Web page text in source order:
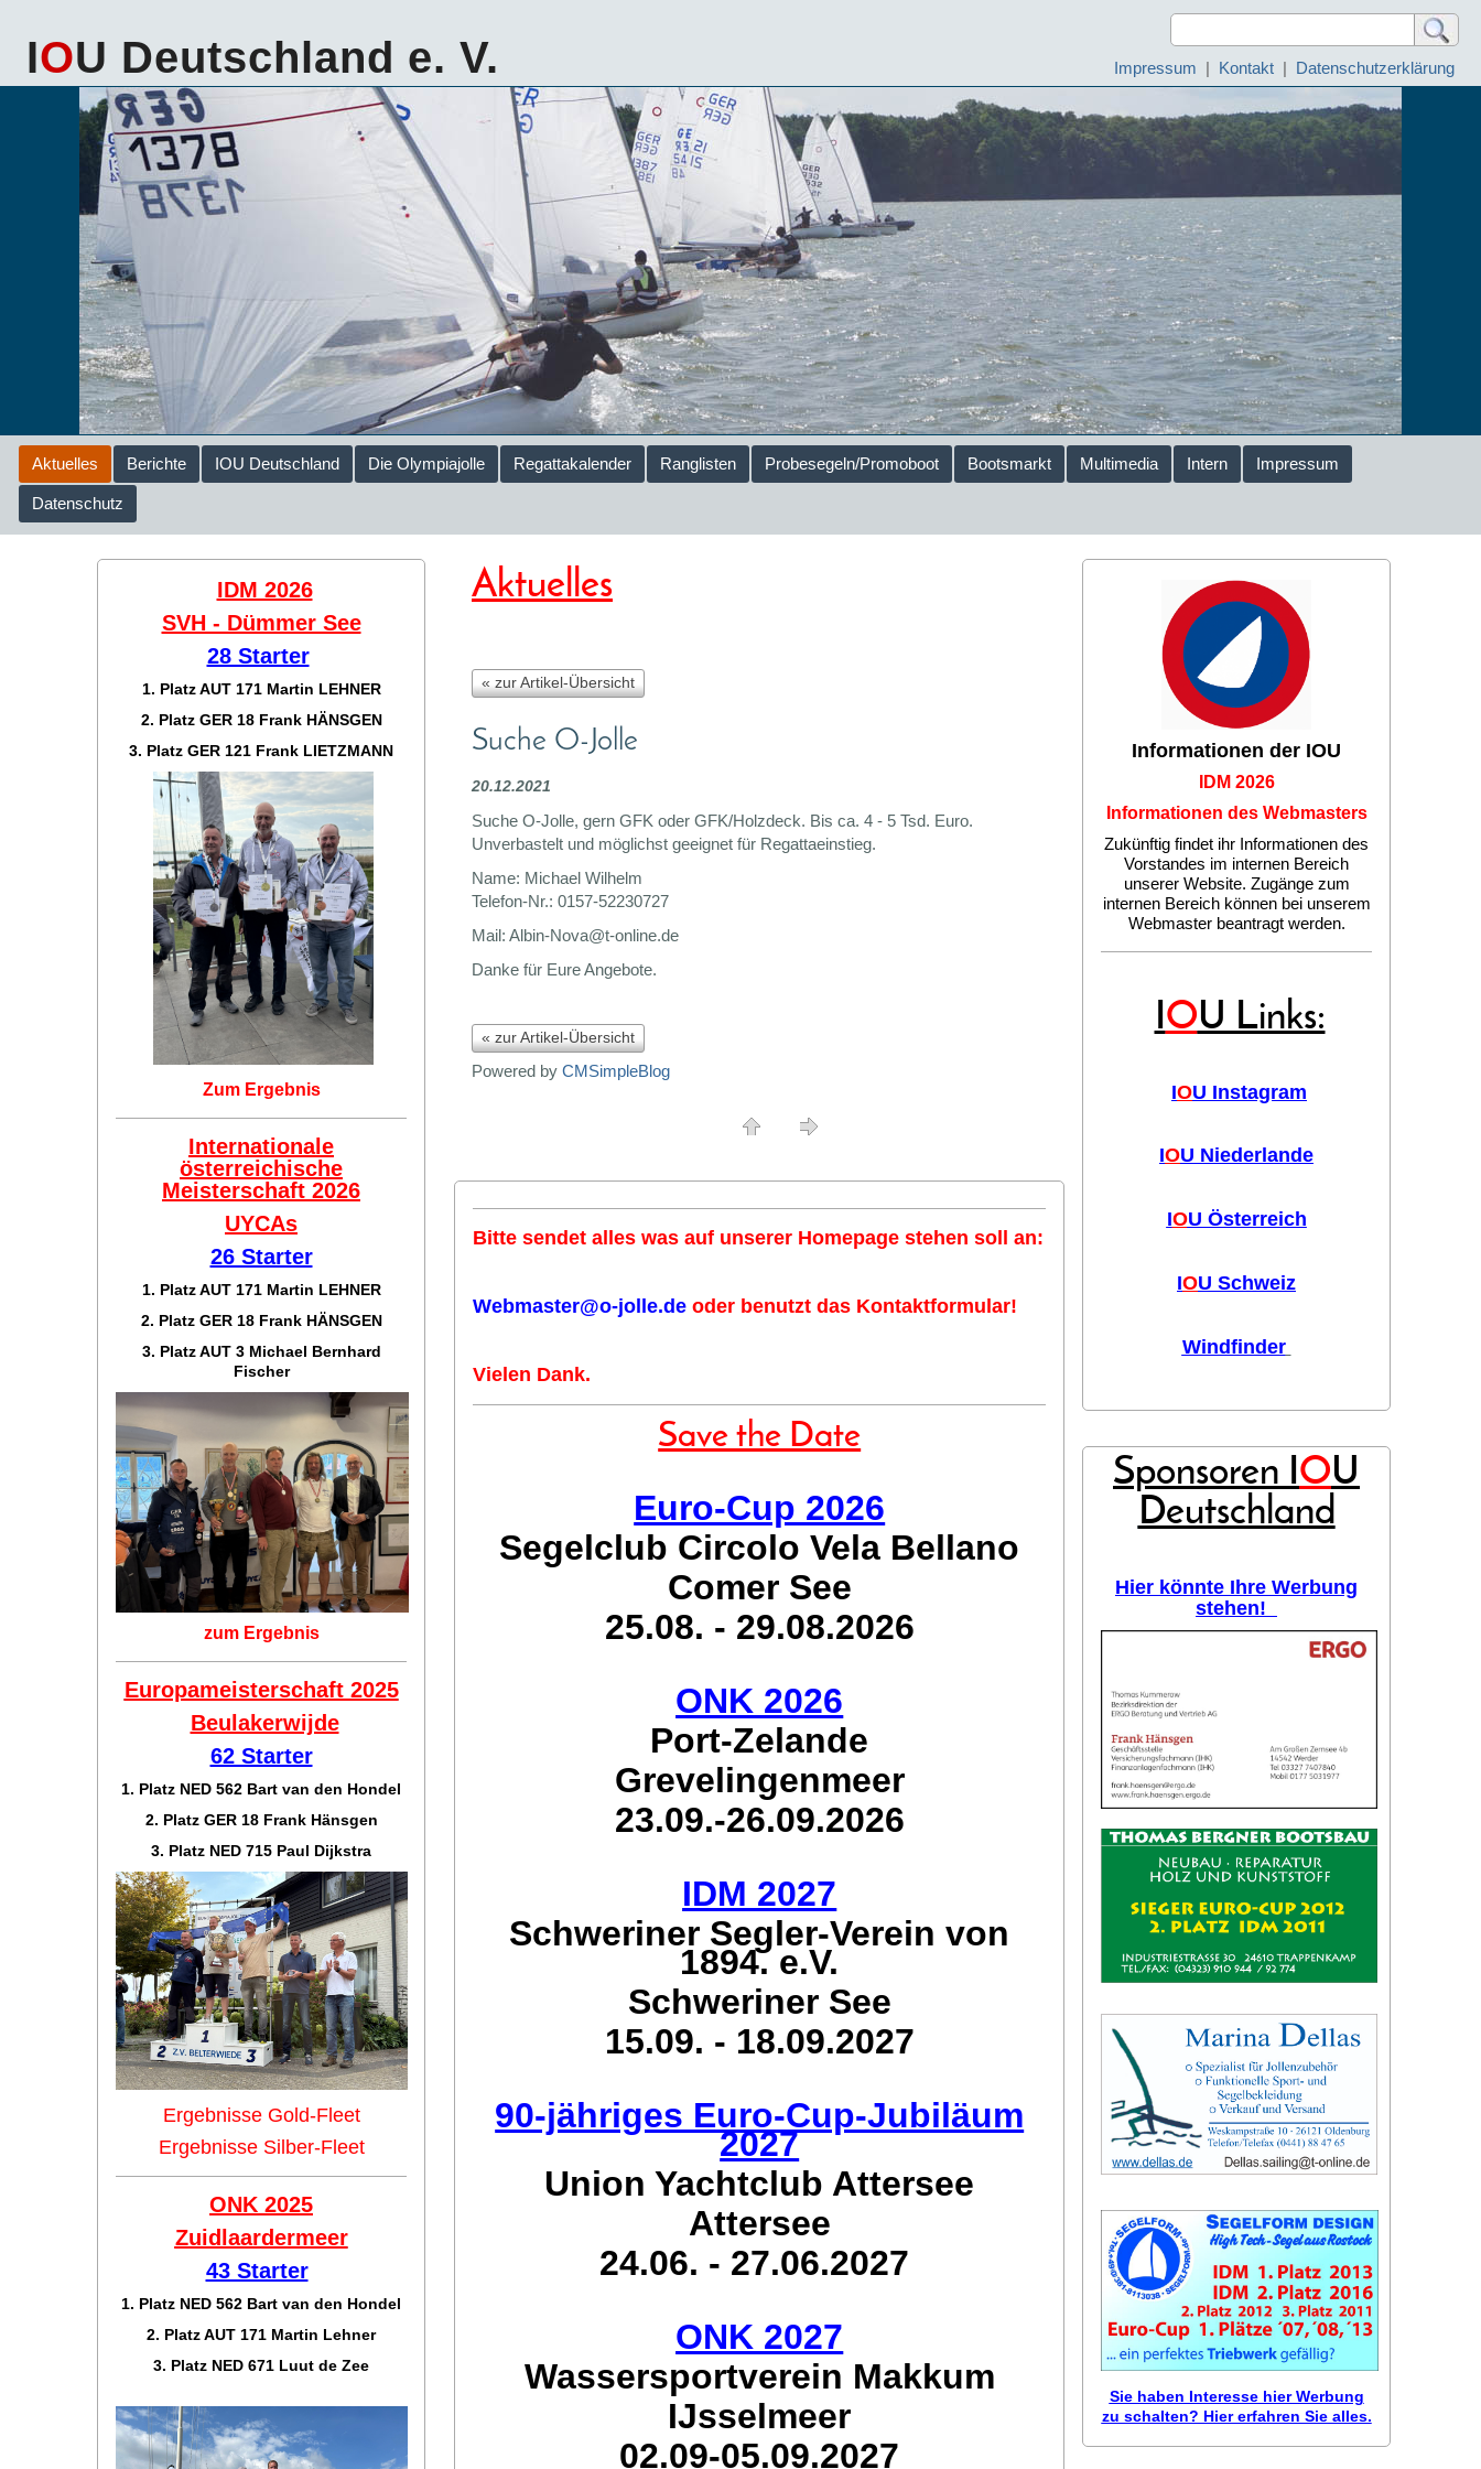
IOU Deutschland e. V. Impressum | Kontakt | Datenschutzerklärung
Aktuelles Berichte IOU Deutschland Die Olympiajolle Regattakalender Ranglisten Probesegeln/Promoboot Bootsmarkt Multimedia Intern Impressum
Datenschutz
Aktuelles
« zur Artikel-Übersicht
Suche O-Jolle
20.12.2021
Suche O-Jolle, gern GFK oder GFK/Holzdeck. Bis ca. 4 - 5 Tsd. Euro.
Unverbastelt und möglichst geeignet für Regattaeinstieg.
Name: Michael Wilhelm
Telefon-Nr.: 0157-52230727
Mail: Albin-Nova@t-online.de
Danke für Eure Angebote.
« zur Artikel-Übersicht
Powered by CMSimpleBlog
Bitte sendet alles was auf unserer Homepage stehen soll an:
Webmaster@o-jolle.de oder benutzt das Kontaktformular!
Vielen Dank.
Save the Date
Euro-Cup 2026
Segelclub Circolo Vela Bellano
Comer See
25.08. - 29.08.2026
ONK 2026
Port-Zelande
Grevelingenmeer
23.09.-26.09.2026
IDM 2027
Schweriner Segler-Verein von
1894. e.V.
Schweriner See
15.09. - 18.09.2027
90-jähriges Euro-Cup-Jubiläum
2027
Union Yachtclub Attersee
Attersee
24.06. - 27.06.2027
ONK 2027
Wassersportverein Makkum
IJsselmeer
02.09-05.09.2027
Informationen der IOU
IDM 2026
Informationen des Webmasters
Zukünftig findet ihr Informationen des
Vorstandes im internen Bereich
unserer Website. Zugänge zum
internen Bereich können bei unserem
Webmaster beantragt werden.
IOU Links:
IOU Instagram
IOU Niederlande
IOU Österreich
IOU Schweiz
Windfinder
Sponsoren IOU
Deutschland
Hier könnte Ihre Werbung
stehen!
Sie haben Interesse hier Werbung
zu schalten? Hier erfahren Sie alles.
IDM 2026
SVH - Dümmer See
28 Starter
1. Platz AUT 171 Martin LEHNER
2. Platz GER 18 Frank HÄNSGEN
3. Platz GER 121 Frank LIETZMANN
Zum Ergebnis
Internationale
österreichische
Meisterschaft 2026
UYCAs
26 Starter
1. Platz AUT 171 Martin LEHNER
2. Platz GER 18 Frank HÄNSGEN
3. Platz AUT 3 Michael Bernhard
Fischer
zum Ergebnis
Europameisterschaft 2025
Beulakerwijde
62 Starter
1. Platz NED 562 Bart van den Hondel
2. Platz GER 18 Frank Hänsgen
3. Platz NED 715 Paul Dijkstra
Ergebnisse Gold-Fleet
Ergebnisse Silber-Fleet
ONK 2025
Zuidlaardermeer
43 Starter
1. Platz NED 562 Bart van den Hondel
2. Platz AUT 171 Martin Lehner
3. Platz NED 671 Luut de Zee